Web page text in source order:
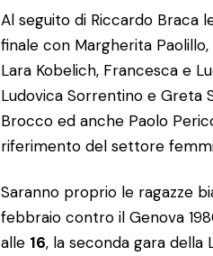
Al seguito di Riccardo Braca
finale con Margherita
Lara Kobelich, Francesca e
Ludovica Sorrentino e Greta
Brocco ed anche Paolo
riferimento del settore
Saranno proprio le ragazze
febbraio contro il Genova
alle 16, la seconda gara della